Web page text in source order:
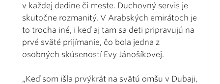
v každej dedine či meste. Duchovný servis je
skutočne rozmanitý. V Arabských emirátoch je
to trocha iné, i keď aj tam sa deti pripravujú na
prvé sväté prijímanie, čo bola jedna z
osobných skúseností Evy Jánošíkovej.
„Keď som išla prvýkrát na svätú omšu v Dubaji,